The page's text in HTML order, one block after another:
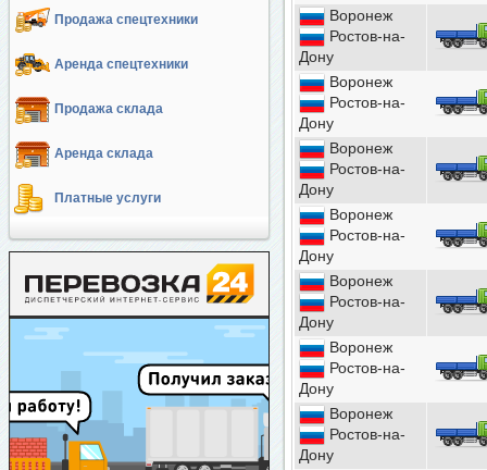
Продажа спецтехники
Аренда спецтехники
Продажа склада
Аренда склада
Платные услуги
Воронеж
Ростов-на-
Дону
Воронеж
Ростов-на-
Дону
Воронеж
Ростов-на-
Дону
Воронеж
Ростов-на-
Дону
Воронеж
Ростов-на-
Дону
Воронеж
Ростов-на-
Дону
Воронеж
Ростов-на-
Дону